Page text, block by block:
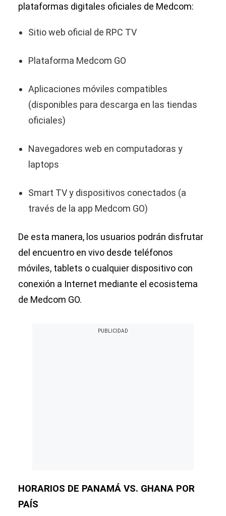
plataformas digitales oficiales de Medcom:
Sitio web oficial de RPC TV
Plataforma Medcom GO
Aplicaciones móviles compatibles
(disponibles para descarga en las tiendas
oficiales)
Navegadores web en computadoras y
laptops
Smart TV y dispositivos conectados (a
través de la app Medcom GO)
De esta manera, los usuarios podrán disfrutar
del encuentro en vivo desde teléfonos
móviles, tablets o cualquier dispositivo con
conexión a Internet mediante el ecosistema
de Medcom GO.
HORARIOS DE PANAMÁ VS. GHANA POR
PAÍS